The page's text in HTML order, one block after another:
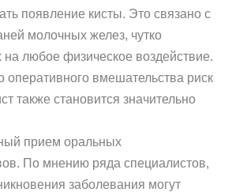
появление кисты. Это связано с
молочных желез, чутко
любое физическое воздействие.
оперативного вмешательства риск
также становится значительно
прием оральных
По мнению ряда специалистов,
заболевания могут